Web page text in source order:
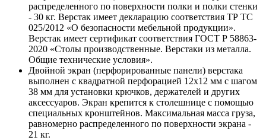
распределенного по поверхности полки и полки стенки
- 30 кг. Верстак имеет декларацию соответствия ТР ТС
025/2012 «О безопасности мебельной продукции».
Верстак имеет сертификат соответствия ГОСТ Р 58863-
2020 «Столы производственные. Верстаки из металла.
Общие технические условия».
Двойной экран (перфорированные панели) верстака
выполнен с квадратной перфорацией 12х12 мм с шагом
38 мм для установки крючков, держателей и других
аксессуаров. Экран крепится к столешнице с помощью
специальных кронштейнов. Максимальная масса груза,
равномерно распределенного по поверхности экрана -
21 кг.